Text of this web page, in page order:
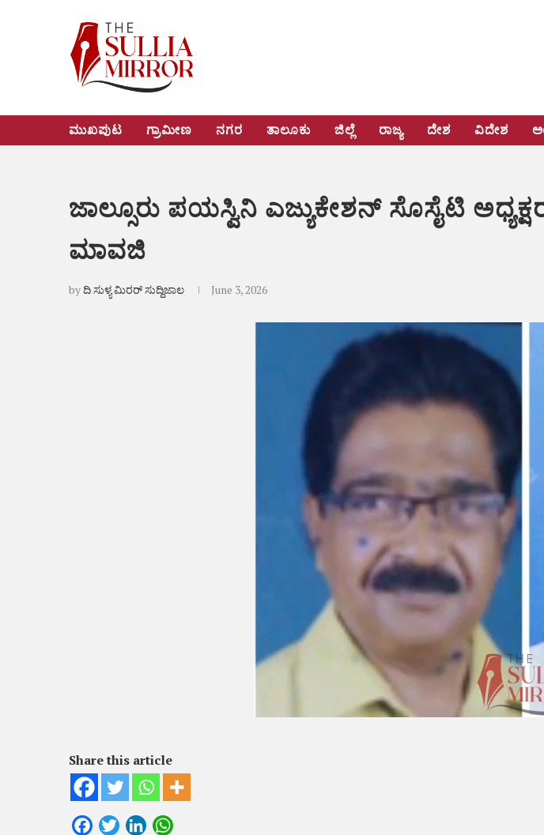
ಮುಖಪುಟ ಗ್ರಾಮೀಣ ನಗರ ತಾಲೂಕು ಜಿಲ್ಲೆ ರಾಜ್ಯ ದೇಶ ವಿದೇಶ
ಜಾಲ್ಸೂರು ಪಯಸ್ವಿನಿ ಎಜ್ಯುಕೇಶನ್ ಸೊಸೈಟಿ
ಮಾವಜಿ
byದಿ ಸುಳ್ಯ ಮಿರರ್ ಸುದ್ದಿಜಾಲ June 3, 2026
Share this article
FacebookTwitterLinkedIn